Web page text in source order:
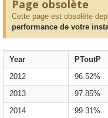
Page obsolète
Cette page est obsolète
performance de votre
Year PToutP
2012
96.52%
2013
97.85%
2014
99.31%